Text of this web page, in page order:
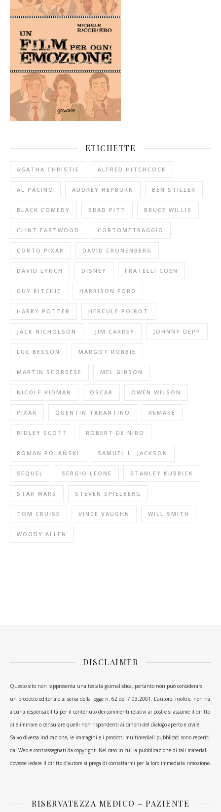
ETICHETTE
AGATHA CHRISTIE ALFRED HITCHCOCK
AL PACINO AUDREY HEPBURN BEN STILLER
BLACK COMEDY BRAD PITT BRUCE WILLIS
CLINT EASTWOOD CORTOMETRAGGIO
CORTO PIXAR DAVID CRONENBERG
DAVID LYNCH DISNEY FRATELLI COEN
GUY RITCHIE HARRISON FORD
HARRY POTTER HERCULE POIROT
JACK NICHOLSON JIM CARREY JOHNNY DEPP
LUC BESSON MARGOT ROBBIE
MARTIN SCORSESE MEL GIBSON
NICOLE KIDMAN OSCAR OWEN WILSON
PIXAR QUENTIN TARANTINO REMAKE
RIDLEY SCOTT ROBERT DE NIRO
ROMAN POLAŃSKI SAMUEL L. JACKSON
SEQUEL SERGIO LEONE STANLEY KUBRICK
STAR WARS STEVEN SPIELBERG
TOM CRUISE VINCE VAUGHN WILL SMITH
WOODY ALLEN
DISCLAIMER
Questo sito non rappresenta una testata giornalistica, pertanto non può considerarsi
un prodotto editoriale ai sensi della legge n. 62 del 7.03.2001. L’autore, inoltre, non ha
alcuna responsabilità per il contenuto dei commenti relativi ai post e si assume il diritto
di eliminare o censurare quelli non rispondenti ai canoni del dialogo aperto e civile.
Salvo diversa indicazione, le immagini e i prodotti multimediali pubblicati sono reperiti
dal Web e contrassegnati da copyright. Nel caso in cui la pubblicazione di tali materiali
dovesse ledere il diritto d’autore si prega di contattarmi per la loro immediata rimozione.
RISERVATEZZA MEDICO – PAZIENTE